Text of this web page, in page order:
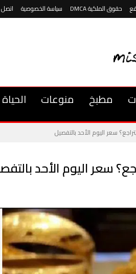
حقوق الملكية DMCA سياسة الخصوصية اتصل
مطبخ منوعات
سعر اليوم الأحد بالتفصيل
سعر اليوم الأحد